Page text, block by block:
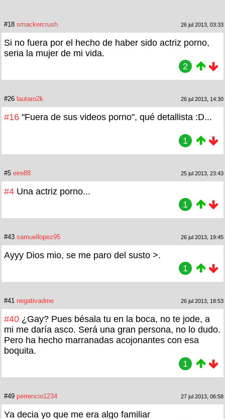
#18 smackercrush 26 jul 2013, 03:33
Si no fuera por el hecho de haber sido actriz porno,
seria la mujer de mi vida.
2
#26 lautaro2k 26 jul 2013, 14:30
#16 "Fuera de sus videos porno", qué detallista :D...
1
#5 eire88 25 jul 2013, 23:43
#4 Una actriz porno...
1
#43 samuellopez95 26 jul 2013, 19:45
Ayyy Dios mio, se me paro del susto >.
1
#41 negativadme 26 jul 2013, 18:53
#40 ¿Gay? Pues bésala tu en la boca, no te jode, a
mi me daría asco. Será una gran persona, no lo dudo.
Pero ha hecho marranadas acojonantes con esa
boquita.
1
#49 perrencio1234 27 jul 2013, 06:58
Ya decia yo que me era algo familiar